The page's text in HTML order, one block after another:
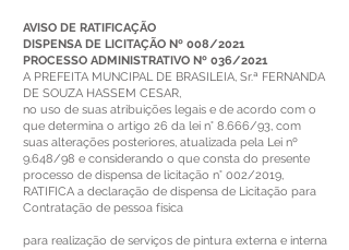
AVISO DE RATIFICAÇÃO
DISPENSA DE LICITAÇÃO Nº 008/2021
PROCESSO ADMINISTRATIVO Nº 036/2021
A PREFEITA MUNCIPAL DE BRASILEIA, Sr.ª FERNANDA
DE SOUZA HASSEM CESAR,
no uso de suas atribuições legais e de acordo com o
que determina o artigo 26 da lei n° 8.666/93, com
suas alterações posteriores, atualizada pela Lei nº
9.648/98 e considerando o que consta do presente
processo de dispensa de licitação n° 002/2019,
RATIFICA a declaração de dispensa de Licitação para
Contratação de pessoa física
para realização de serviços de pintura externa e interna